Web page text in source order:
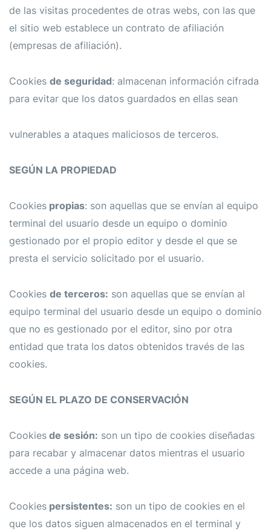
de las visitas procedentes de otras webs, con las que
el sitio web establece un contrato de afiliación
(empresas de afiliación).
Cookies de seguridad: almacenan información cifrada
para evitar que los datos guardados en ellas sean
vulnerables a ataques maliciosos de terceros.
SEGÚN LA PROPIEDAD
Cookies propias: son aquellas que se envían al equipo
terminal del usuario desde un equipo o dominio
gestionado por el propio editor y desde el que se
presta el servicio solicitado por el usuario.
Cookies de terceros: son aquellas que se envían al
equipo terminal del usuario desde un equipo o dominio
que no es gestionado por el editor, sino por otra
entidad que trata los datos obtenidos través de las
cookies.
SEGÚN EL PLAZO DE CONSERVACIÓN
Cookies de sesión: son un tipo de cookies diseñadas
para recabar y almacenar datos mientras el usuario
accede a una página web.
Cookies persistentes: son un tipo de cookies en el
que los datos siguen almacenados en el terminal y